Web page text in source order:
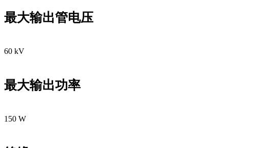
最大输出管电压
60 kV
最大输出功率
150 W